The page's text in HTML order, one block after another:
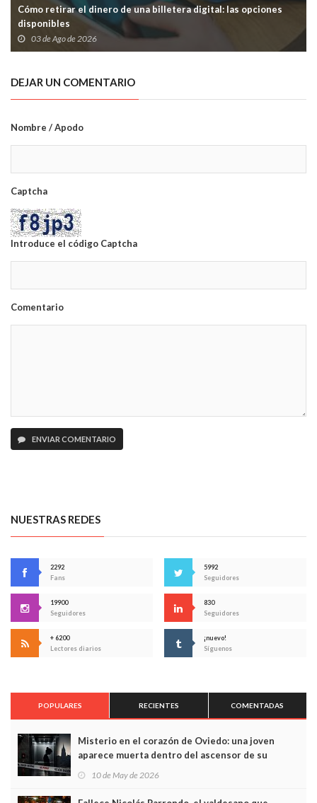
Cómo retirar el dinero de una billetera digital: las opciones
disponibles
03 de Ago de 2026
DEJAR UN COMENTARIO
Nombre / Apodo
Captcha
Introduce el código Captcha
Comentario
ENVIAR COMENTARIO
NUESTRAS REDES
2292
Fans
5992
Seguidores
19900
Seguidores
830
Seguidores
+ 6200
Lectores diarios
¡nuevo!
Síguenos
POPULARES RECIENTES COMENTADAS
Misterio en el corazón de Oviedo: una joven
aparece muerta dentro del ascensor de su
edificio y las cámaras captan sus últimos minutos
10 de May de 2026